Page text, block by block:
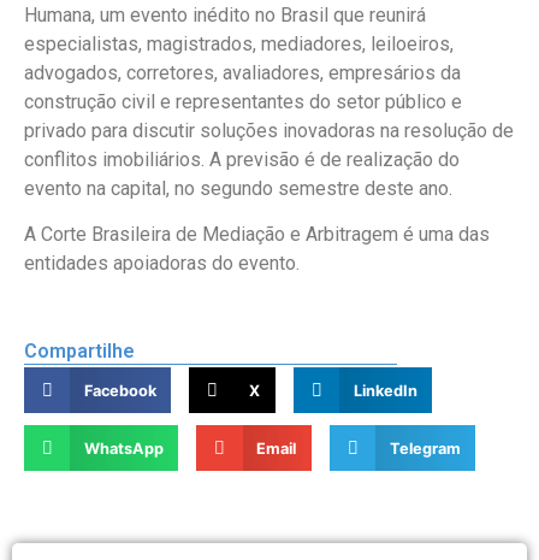
Humana, um evento inédito no Brasil que reunirá
especialistas, magistrados, mediadores, leiloeiros,
advogados, corretores, avaliadores, empresários da
construção civil e representantes do setor público e
privado para discutir soluções inovadoras na resolução de
conflitos imobiliários. A previsão é de realização do
evento na capital, no segundo semestre deste ano.
A Corte Brasileira de Mediação e Arbitragem é uma das
entidades apoiadoras do evento.
Compartilhe
Facebook X LinkedIn
WhatsApp Email Telegram